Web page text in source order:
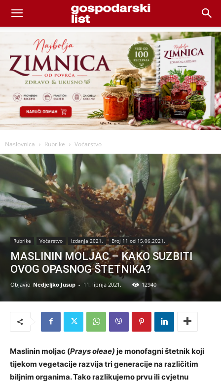
Naslovnica Rubrike Voćarstvo
Rubrike Voćarstvo Izdanja 2021. Broj 11 od 15.06.2021.
MASLININ MOLJAC – KAKO SUZBITI
OVOG OPASNOG ŠTETNIKA?
Objavio Nedjeljko Jusup - 11. lipnja 2021. 12940
Maslinin moljac (Prays oleae) je monofagni štetnik koji
tijekom vegetacije razvija tri generacije na različitim
biljnim organima. Tako razlikujemo prvu ili cvjetnu